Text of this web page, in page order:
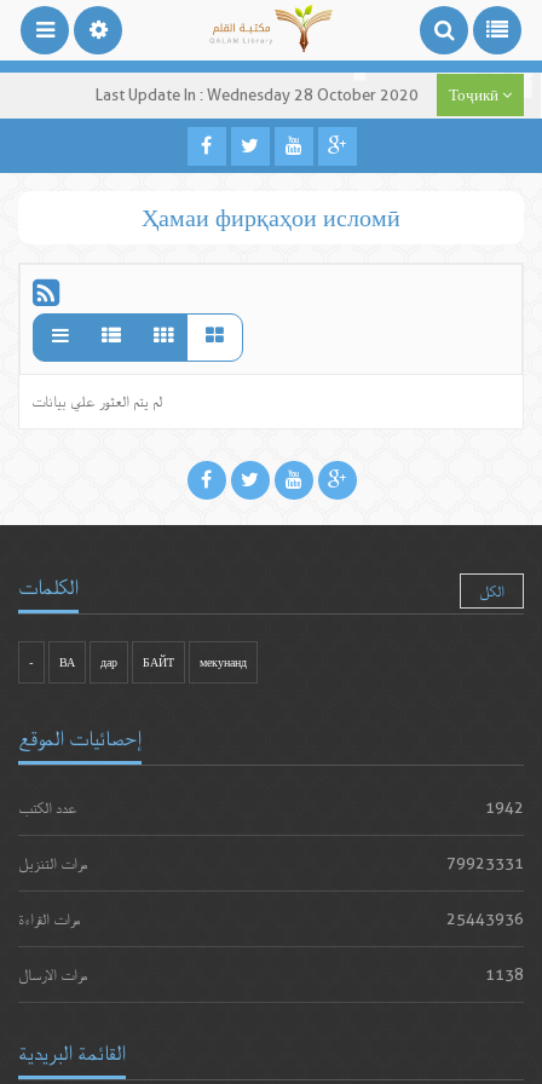
Last Update In : Wednesday 28 October 2020 Тоҷикӣ
Ҳамаи фирқаҳои исломӣ
لم يتم العثور علي بيانات
الكلمات الكل
- ВА дар БАЙТ мекунанд
إحصائيات الموقع
عدد الكتب 1942
مرات التنزيل 79923331
مرات القراءة 25443936
مرات الارسال 1138
القائمة البريدية